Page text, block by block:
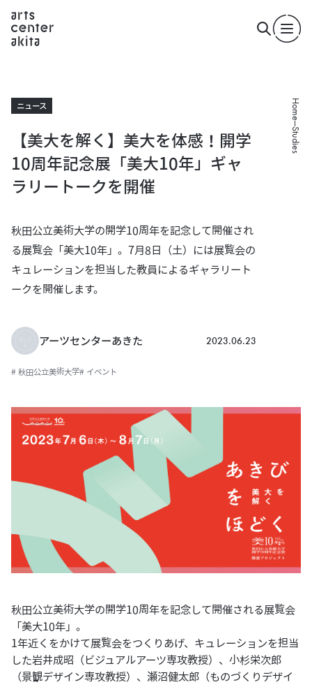
Home
Studies
ニュース
【美大を解く】美大を体感！開学
10周年記念展「美大10年」ギャ
ラリートークを開催
秋田公立美術大学の開学10周年を記念して開催され
る展覧会「美大10年」。7月8日（土）には展覧会の
キュレーションを担当した教員によるギャラリート
ークを開催します。
アーツセンターあきた 2023.06.23
# 秋田公立美術大学# イベント
秋田公立美術大学の開学10周年を記念して開催される展覧会
「美大10年」。
1年近くをかけて展覧会をつくりあげ、キュレーションを担当
した岩井成昭（ビジュアルアーツ専攻教授）、小杉栄次郎
（景観デザイン専攻教授）、瀬沼健太郎（ものづくりデザイ